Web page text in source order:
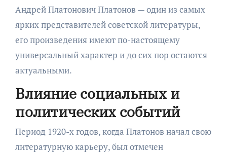
Андрей Платонович Платонов — один из самых
ярких представителей советской литературы,
его произведения имеют по-настоящему
универсальный характер и до сих пор остаются
актуальными.
Влияние социальных и
политических событий
Период 1920-х годов, когда Платонов начал свою
литературную карьеру, был отмечен